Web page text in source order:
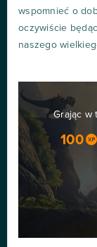
wspomnieć o
oczywiście
naszego
Grając w
100